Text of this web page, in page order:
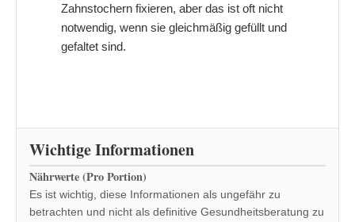
Zahnstochern fixieren, aber das ist oft nicht
notwendig, wenn sie gleichmäßig gefüllt und
gefaltet sind.
Wichtige Informationen
Nährwerte (Pro Portion)
Es ist wichtig, diese Informationen als ungefähr zu
betrachten und nicht als definitive Gesundheitsberatung zu